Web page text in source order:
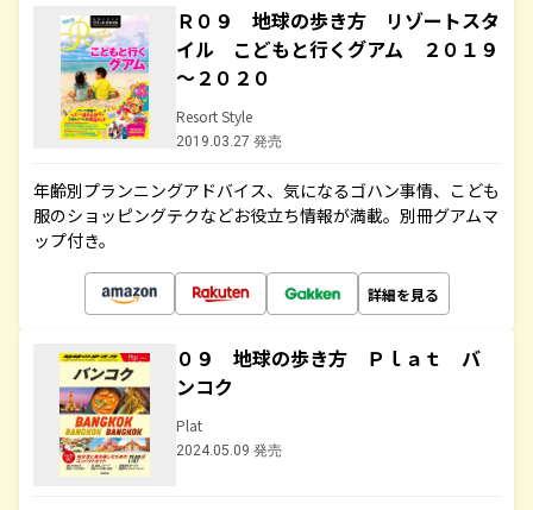
Ｒ０９ 地球の歩き方 リゾートスタ
イル こどもと行くグアム ２０１９
～２０２０
Resort Style
2019.03.27 発売
年齢別プランニングアドバイス、気になるゴハン事情、こども
服のショッピングテクなどお役立ち情報が満載。別冊グアムマ
ップ付き。
詳細を見る
０９ 地球の歩き方 Ｐｌａｔ バ
ンコク
Plat
2024.05.09 発売